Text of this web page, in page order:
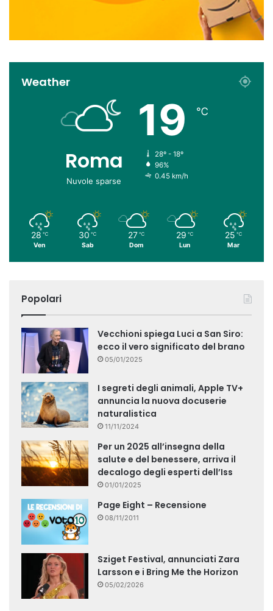
Weather
Roma
Nuvole sparse
19 ℃
28º - 18º
96%
0.45 km/h
28 ℃
Ven
30 ℃
Sab
27 ℃
Dom
29 ℃
Lun
25 ℃
Mar
Popolari
Vecchioni spiega Luci a San Siro:
ecco il vero significato del brano
05/01/2025
I segreti degli animali, Apple TV+
annuncia la nuova docuserie
naturalistica
11/11/2024
Per un 2025 all’insegna della
salute e del benessere, arriva il
decalogo degli esperti dell’Iss
01/01/2025
Page Eight – Recensione
08/11/2011
Sziget Festival, annunciati Zara
Larsson e i Bring Me the Horizon
05/02/2026